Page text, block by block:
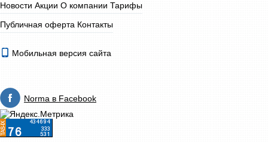
Новости Акции О компании Тарифы
Публичная оферта Контакты
Мобильная версия сайта
Norma в Facebook